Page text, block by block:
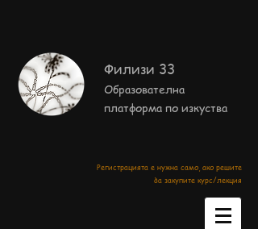
Филизи 33
Образователна
платформа по изкуства
Регистрацията е нужна само, ако решите
да закупите курс/лекция